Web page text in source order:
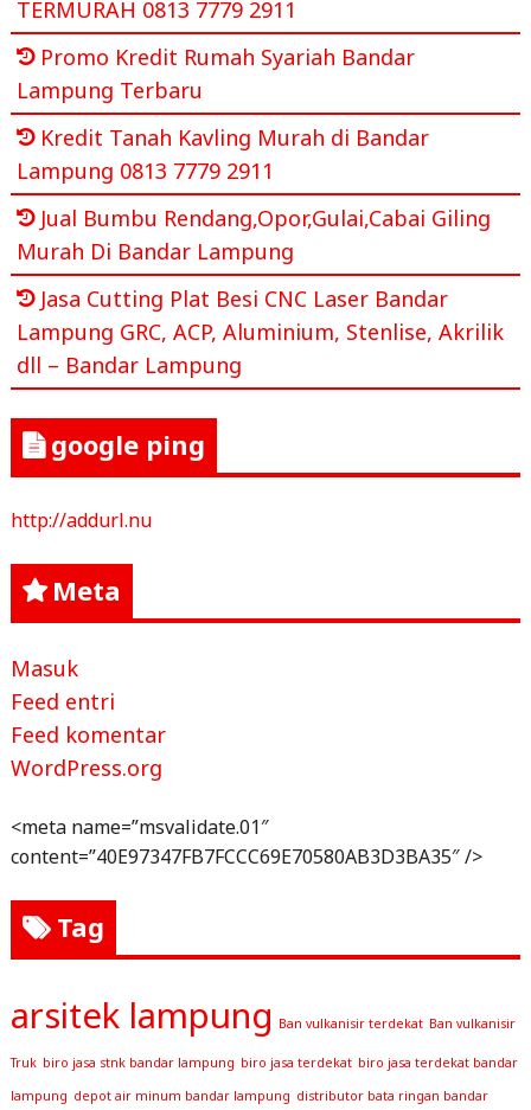
TERMURAH 0813 7779 2911
Promo Kredit Rumah Syariah Bandar
Lampung Terbaru
Kredit Tanah Kavling Murah di Bandar
Lampung 0813 7779 2911
Jual Bumbu Rendang,Opor,Gulai,Cabai Giling
Murah Di Bandar Lampung
Jasa Cutting Plat Besi CNC Laser Bandar
Lampung GRC, ACP, Aluminium, Stenlise, Akrilik
dll – Bandar Lampung
google ping
http://addurl.nu
Meta
Masuk
Feed entri
Feed komentar
WordPress.org
<meta name=”msvalidate.01″
content=”40E97347FB7FCCC69E70580AB3D3BA35″ />
Tag
arsitek lampung Ban vulkanisir terdekat Ban vulkanisir
Truk biro jasa stnk bandar lampung biro jasa terdekat biro jasa terdekat bandar
lampung depot air minum bandar lampung distributor bata ringan bandar